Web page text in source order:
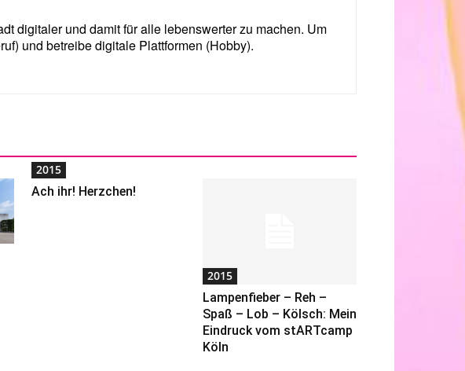
digitaler und damit für alle lebenswerter zu machen. Um
und betreibe digitale Plattformen (Hobby).
2015
Ach ihr! Herzchen!
2015
Lampenfieber – Reh –
Spaß – Lob – Kölsch: Mein
Eindruck vom stARTcamp
Köln